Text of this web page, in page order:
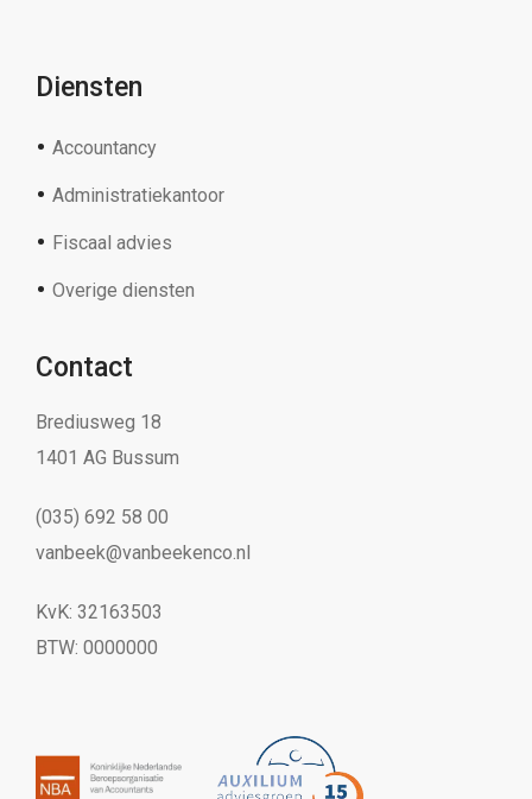
Diensten
Accountancy
Administratiekantoor
Fiscaal advies
Overige diensten
Contact
Brediusweg 18
1401 AG Bussum
(035) 692 58 00
vanbeek@vanbeekenco.nl
KvK: 32163503
BTW: 0000000